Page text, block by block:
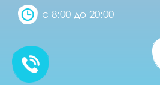
с 8:00 до 20:00